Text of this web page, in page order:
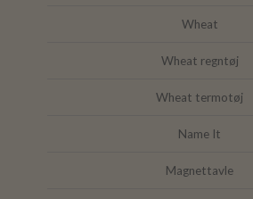
Wheat
Wheat regntøj
Wheat termotøj
Name It
Magnettavle